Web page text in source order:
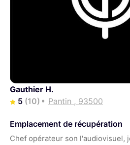
Gauthier H.
5 (10) Pantin , 93500
Emplacement de récupération
Chef opérateur son l'audiovisuel,